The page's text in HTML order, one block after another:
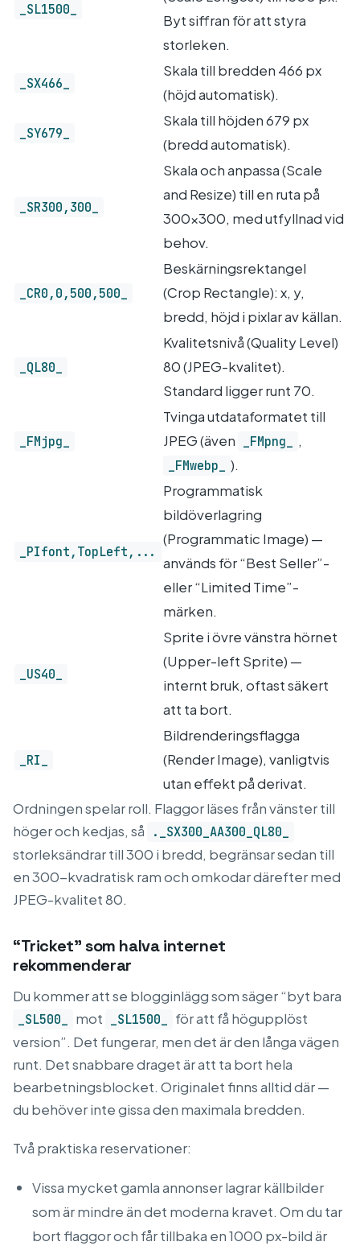
_SL1500_
Byt siffran för att styra
storleken.
_SX466_
Skala till bredden 466 px
(höjd automatisk).
_SY679_
Skala till höjden 679 px
(bredd automatisk).
_SR300,300_
Skala och anpassa (Scale
and Resize) till en ruta på
300×300, med utfyllnad vid
behov.
_CR0,0,500,500_
Beskärningsrektangel
(Crop Rectangle): x, y,
bredd, höjd i pixlar av källan.
_QL80_
Kvalitetsnivå (Quality Level)
80 (JPEG-kvalitet).
Standard ligger runt 70.
_FMjpg_
Tvinga utdataformatet till
JPEG (även
_FMpng_ ,
_FMwebp_ ).
_PIfont,TopLeft,...
Programmatisk
bildöverlagring
(Programmatic Image) —
används för “Best Seller”-
eller “Limited Time”-
märken.
_US40_
Sprite i övre vänstra hörnet
(Upper-left Sprite) —
internt bruk, oftast säkert
att ta bort.
_RI_
Bildrenderingsflagga
(Render Image), vanligtvis
utan effekt på derivat.
Ordningen spelar roll. Flaggor läses från vänster till
höger och kedjas, så
._SX300_AA300_QL80_
storleksändrar till 300 i bredd, begränsar sedan till
en 300-kvadratisk ram och omkodar därefter med
JPEG-kvalitet 80.
“Tricket” som halva internet
rekommenderar
Du kommer att se blogginlägg som säger “byt bara
_SL500_ mot _SL1500_
för att få högupplöst
version”. Det fungerar, men det är den långa vägen
runt. Det snabbare draget är att ta bort hela
bearbetningsblocket. Originalet finns alltid där —
du behöver inte gissa den maximala bredden.
Två praktiska reservationer:
Vissa mycket gamla annonser lagrar källbilder
som är mindre än det moderna kravet. Om du tar
bort flaggor och får tillbaka en 1000 px-bild är